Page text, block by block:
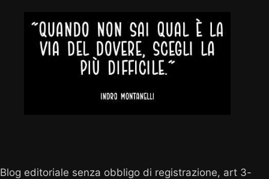
Blog editoriale senza obbligo di registrazione, art 3-